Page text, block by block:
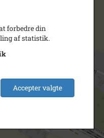
forbedre din
af statistik.
Accepter valgte